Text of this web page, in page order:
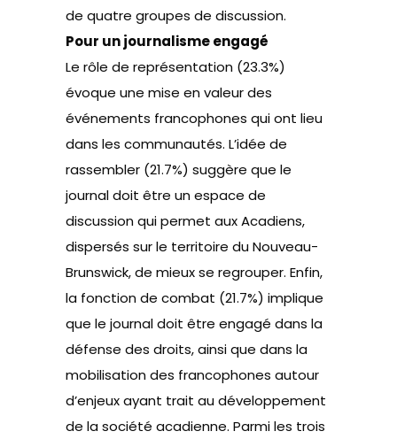
de quatre groupes de discussion.
Pour un journalisme engagé
Le rôle de représentation (23.3%)
évoque une mise en valeur des
événements francophones qui ont lieu
dans les communautés. L’idée de
rassembler (21.7%) suggère que le
journal doit être un espace de
discussion qui permet aux Acadiens,
dispersés sur le territoire du Nouveau-
Brunswick, de mieux se regrouper. Enfin,
la fonction de combat (21.7%) implique
que le journal doit être engagé dans la
défense des droits, ainsi que dans la
mobilisation des francophones autour
d’enjeux ayant trait au développement
de la société acadienne. Parmi les trois